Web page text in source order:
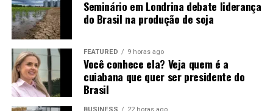
expansão do etanol
No mercado de milho, o Imea revisou para cima a
demanda pela safra 2024/25 em Mato Grosso, estimada
agora em 54,98 milhões de toneladas, avanço mensal de
0,85%. O principal fator foi o aumento do consumo
pelas usinas de etanol de milho, o que reduziu a projeção
dos estoques finais para 974,03 mil toneladas, queda de
Seminário em Londrina debate liderança
do Brasil na produção de soja
FEATURED 9 horas ago
Você conhece ela? Veja quem é a
cuiabana que quer ser presidente do
Brasil